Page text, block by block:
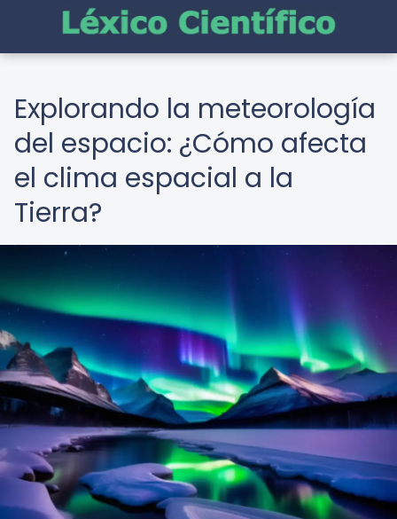
Explorando la meteorología
del espacio: ¿Cómo afecta
el clima espacial a la
Tierra?